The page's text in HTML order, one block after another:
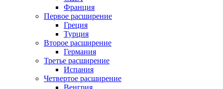
Франция
Первое расширение
Греция
Турция
Второе расширение
Германия
Третье расширение
Испания
Четвертое расширение
Венгрия